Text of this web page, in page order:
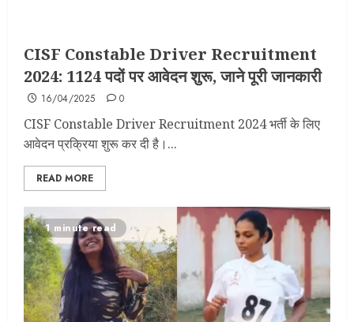
CISF Constable Driver Recruitment
2024: 1124 पदों पर आवेदन शुरू, जाने पूरी जानकारी
16/04/2025 0
CISF Constable Driver Recruitment 2024 भर्ती के लिए
आवेदन प्रक्रिया शुरू कर दी है।...
READ MORE
1 minute read